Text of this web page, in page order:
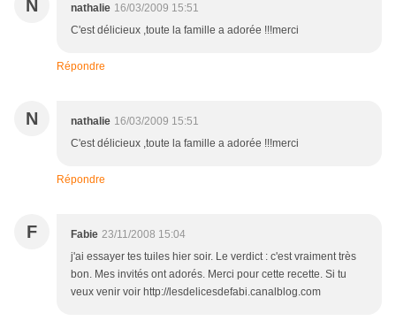
N nathalie 16/03/2009 15:51
C'est délicieux ,toute la famille a adorée !!!merci
Répondre
N nathalie 16/03/2009 15:51
C'est délicieux ,toute la famille a adorée !!!merci
Répondre
F Fabie 23/11/2008 15:04
j'ai essayer tes tuiles hier soir. Le verdict : c'est vraiment très
bon. Mes invités ont adorés. Merci pour cette recette. Si tu
veux venir voir http://lesdelicesdefabi.canalblog.com